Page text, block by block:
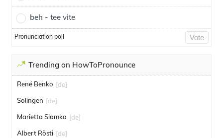
beh - tee vite
Pronunciation poll Vote
Trending on HowToPronounce
René Benko [de]
Solingen [de]
Marietta Slomka [de]
Albert Rösti [de]